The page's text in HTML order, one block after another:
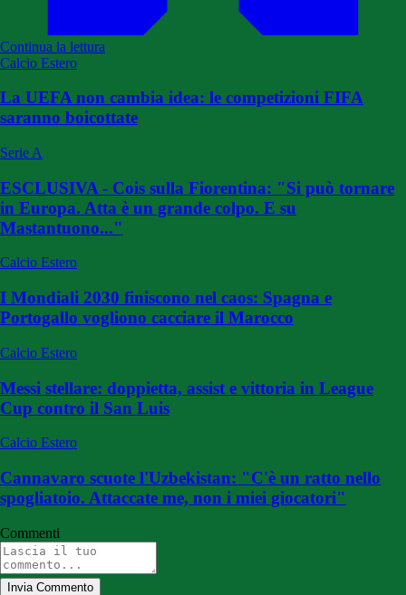
Continua la lettura
Calcio Estero
La UEFA non cambia idea: le competizioni FIFA
saranno boicottate
Serie A
ESCLUSIVA - Cois sulla Fiorentina: "Si può tornare
in Europa. Atta è un grande colpo. E su
Mastantuono..."
Calcio Estero
I Mondiali 2030 finiscono nel caos: Spagna e
Portogallo vogliono cacciare il Marocco
Calcio Estero
Messi stellare: doppietta, assist e vittoria in League
Cup contro il San Luis
Calcio Estero
Cannavaro scuote l'Uzbekistan: "C'è un ratto nello
spogliatoio. Attaccate me, non i miei giocatori"
Commenti
Invia Commento